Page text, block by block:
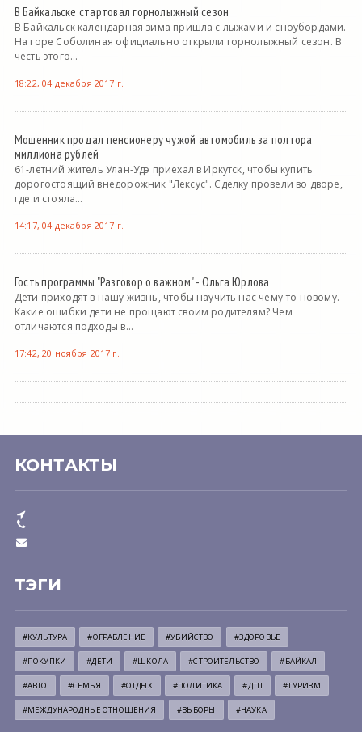
В Байкальске стартовал горнолыжный сезон
В Байкальск календарная зима пришла с лыжами и сноубордами.
На горе Соболиная официально открыли горнолыжный сезон. В
честь этого...
18:22, 04 декабря 2017 г.
Мошенник продал пенсионеру чужой автомобиль за полтора
миллиона рублей
61-летний житель Улан-Удэ приехал в Иркутск, чтобы купить
дорогостоящий внедорожник "Лексус". Сделку провели во дворе,
где и стояла...
14:17, 04 декабря 2017 г.
Гость программы "Разговор о важном" - Ольга Юрлова
Дети приходят в нашу жизнь, чтобы научить нас чему-то новому.
Какие ошибки дети не прощают своим родителям? Чем
отличаются подходы в...
17:42, 20 ноября 2017 г.
КОНТАКТЫ
ТЭГИ
#КУЛЬТУРА #ОГРАБЛЕНИЕ #УБИЙСТВО #ЗДОРОВЬЕ
#ПОКУПКИ #ДЕТИ #ШКОЛА #СТРОИТЕЛЬСТВО #БАЙКАЛ
#АВТО #СЕМЬЯ #ОТДЫХ #ПОЛИТИКА #ДТП #ТУРИЗМ
#МЕЖДУНАРОДНЫЕ ОТНОШЕНИЯ #ВЫБОРЫ #НАУКА